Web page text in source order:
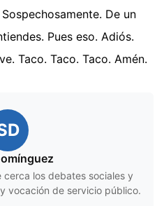
De un
Pues eso. Adiós.
Taco. Taco. Taco. Amén.
cerca los debates sociales y
vocación de servicio público.